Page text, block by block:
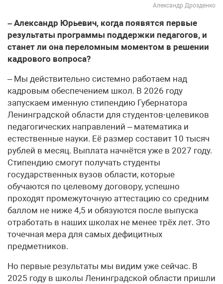
Александр Дрозденко
– Александр Юрьевич, когда появятся первые
результаты программы поддержки педагогов, и
станет ли она переломным моментом в решении
кадрового вопроса?
– Мы действительно системно работаем над
кадровым обеспечением школ. В 2026 году
запускаем именную стипендию Губернатора
Ленинградской области для студентов-целевиков
педагогических направлений – математика и
естественные науки. Её размер составит 10 тысяч
рублей в месяц. Выплата начнётся уже в 2027 году.
Стипендию смогут получать студенты
государственных вузов области, которые
обучаются по целевому договору, успешно
проходят промежуточную аттестацию со средним
баллом не ниже 4,5 и обязуются после выпуска
отработать в наших школах не менее трёх лет. Это
точечная мера для самых дефицитных
предметников.
Но первые результаты мы видим уже сейчас. В
2025 году в школы Ленинградской области пришли